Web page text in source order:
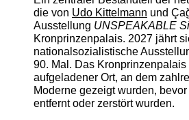
die von Udo Kittelmann und
Ausstellung UNSPEAKABLE
Kronprinzenpalais. 2027 jährt
nationalsozialistische
90. Mal. Das
aufgeladener Ort, an dem
Moderne gezeigt wurden,
entfernt oder zerstört wurden.